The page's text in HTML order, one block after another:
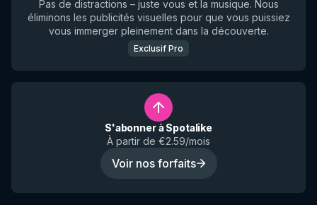
Pas de distractions – juste vous et la musique. Nous
éliminons les publicités visuelles pour que vous puissiez
vous immerger pleinement dans la découverte.
Exclusif Pro
S'abonner à Spotalike
À partir de €2.59/mois
Voir nos forfaits